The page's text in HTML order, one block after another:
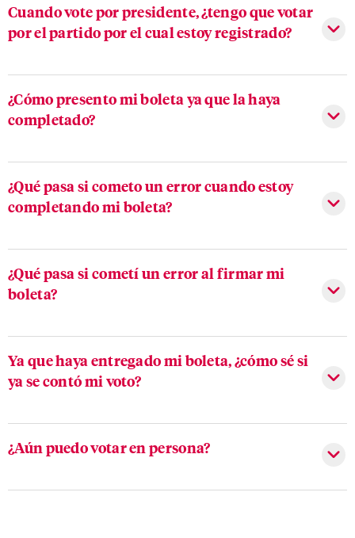
Cuando vote por presidente, ¿tengo que votar
por el partido por el cual estoy registrado?
¿Cómo presento mi boleta ya que la haya
completado?
¿Qué pasa si cometo un error cuando estoy
completando mi boleta?
¿Qué pasa si cometí un error al firmar mi
boleta?
Ya que haya entregado mi boleta, ¿cómo sé si
ya se contó mi voto?
¿Aún puedo votar en persona?